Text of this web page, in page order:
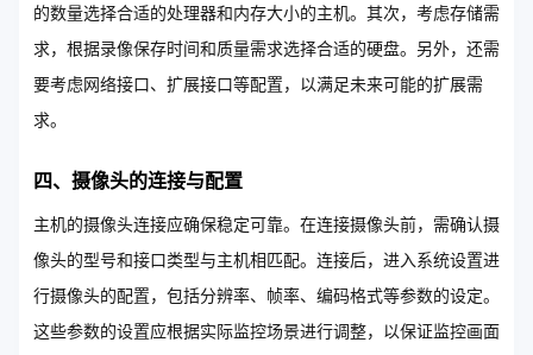
的数量选择合适的处理器和内存大小的主机。其次，考虑存储需
求，根据录像保存时间和质量需求选择合适的硬盘。另外，还需
要考虑网络接口、扩展接口等配置，以满足未来可能的扩展需
求。
四、摄像头的连接与配置
主机的摄像头连接应确保稳定可靠。在连接摄像头前，需确认摄
像头的型号和接口类型与主机相匹配。连接后，进入系统设置进
行摄像头的配置，包括分辨率、帧率、编码格式等参数的设定。
这些参数的设置应根据实际监控场景进行调整，以保证监控画面